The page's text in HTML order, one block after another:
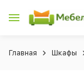
Главная Шкафы